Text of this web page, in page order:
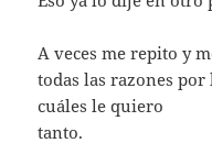
A veces me repito y
todas las razones por
cuáles le quiero
tanto.